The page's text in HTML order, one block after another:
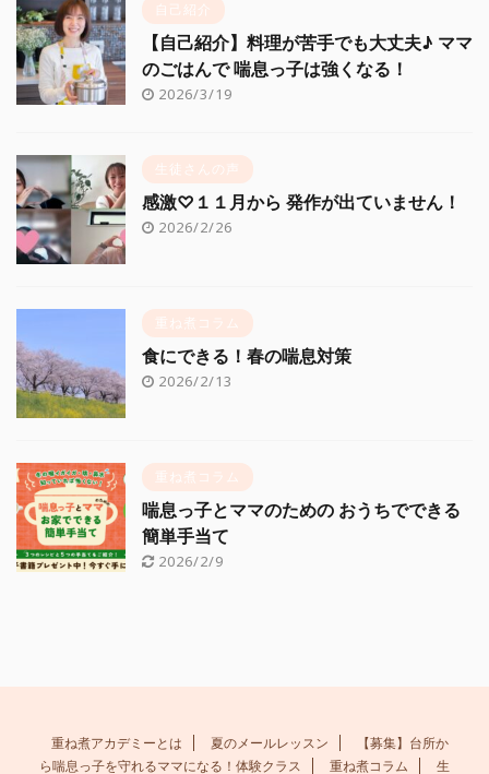
自己紹介
【自己紹介】料理が苦手でも大丈夫♪ ママ
のごはんで 喘息っ子は強くなる！
2026/3/19
生徒さんの声
感激♡１１月から 発作が出ていません！
2026/2/26
重ね煮コラム
食にできる！春の喘息対策
2026/2/13
重ね煮コラム
喘息っ子とママのための おうちでできる
簡単手当て
2026/2/9
重ね煮アカデミーとは 夏のメールレッスン
【募集】台所か
ら喘息っ子を守れるママになる！体験クラス
重ね煮コラム 生